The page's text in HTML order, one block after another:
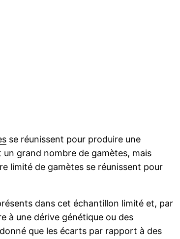
se réunissent pour produire une
grand nombre de gamètes, mais
limité de gamètes se réunissent pour
dans cet échantillon limité et, par
à une dérive génétique ou des
que les écarts par rapport à des